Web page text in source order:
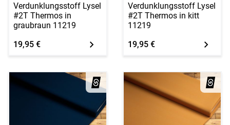
Verdunklungsstoff Lysel
#2T Thermos in
graubraun 11219
19,95 €
Verdunklungsstoff Lysel
#2T Thermos in kitt
11219
19,95 €